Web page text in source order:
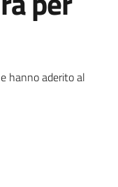
hanno aderito al